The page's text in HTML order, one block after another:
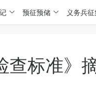
预征预储 义务兵
查标准》